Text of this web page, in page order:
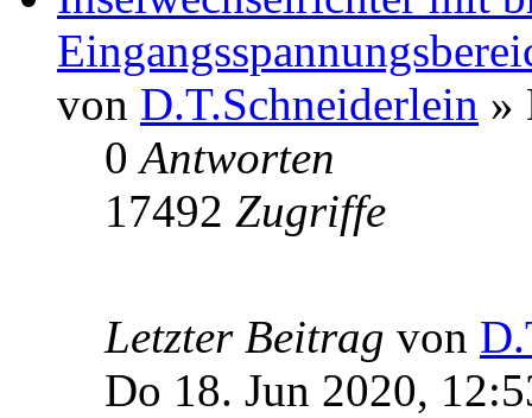
von D.T.Schneiderlein »
0Antworten
17492 Zugriffe
Letzter Beitrag von
Do 18. Jun 2020,